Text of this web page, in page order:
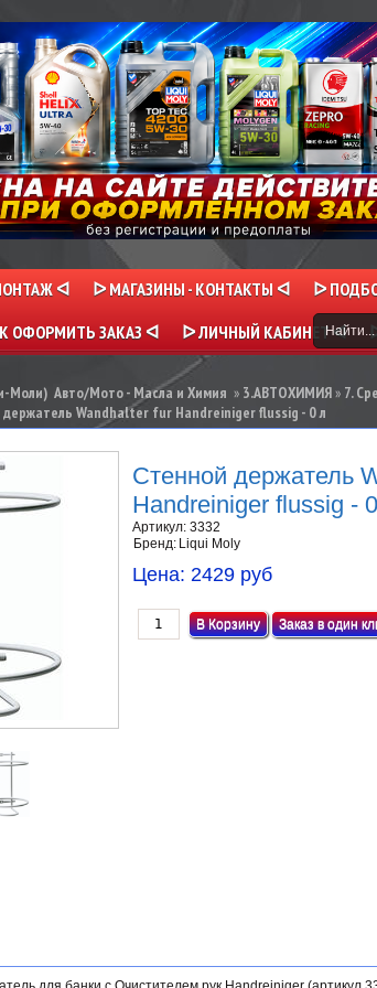
ᐊ ᐅ МАГАЗИНЫ - КОНТАКТЫ ᐊ ᐅ
ОФОРМИТЬ ЗАКАЗ ᐊ ᐅ ЛИЧНЫЙ КАБИНЕТ ᐊ
Моли) Авто/Мото - Масла и Химия » 3.АВТОХИМИЯ» 7.
держатель Wandhalter fur Handreiniger flussig - 0 л
Стенной держатель
Handreiniger flussig -
Артикул: 3332
Бренд: Liqui Moly
Цена: 2429 руб
Заказ в один